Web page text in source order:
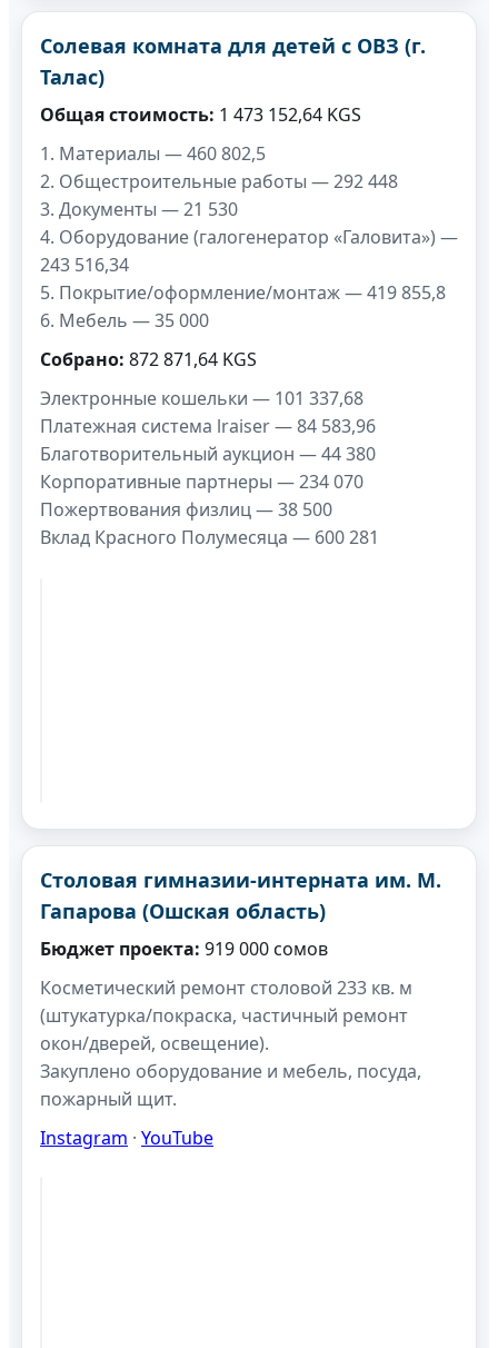
Солевая комната для детей с ОВЗ (г.
Талас)
Общая стоимость: 1 473 152,64 KGS
1. Материалы — 460 802,5
2. Общестроительные работы — 292 448
3. Документы — 21 530
4. Оборудование (галогенератор «Галовита») —
243 516,34
5. Покрытие/оформление/монтаж — 419 855,8
6. Мебель — 35 000
Собрано: 872 871,64 KGS
Электронные кошельки — 101 337,68
Платежная система lraiser — 84 583,96
Благотворительный аукцион — 44 380
Корпоративные партнеры — 234 070
Пожертвования физлиц — 38 500
Вклад Красного Полумесяца — 600 281
Столовая гимназии-интерната им. М.
Гапарова (Ошская область)
Бюджет проекта: 919 000 сомов
Косметический ремонт столовой 233 кв. м
(штукатурка/покраска, частичный ремонт
окон/дверей, освещение).
Закуплено оборудование и мебель, посуда,
пожарный щит.
Instagram · YouTube